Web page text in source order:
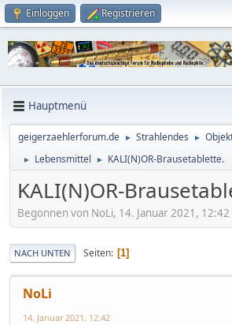
Einloggen Registrieren
Hauptmenü
geigerzaehlerforum.de ► Strahlendes ►
► Lebensmittel ► KALI(N)OR-Brausetablette.
KALI(N)OR-
Begonnen von NoLi, 14. Januar 2021, 12:42
NACH UNTEN Seiten 1
NoLi
14. Januar 2021, 12:42